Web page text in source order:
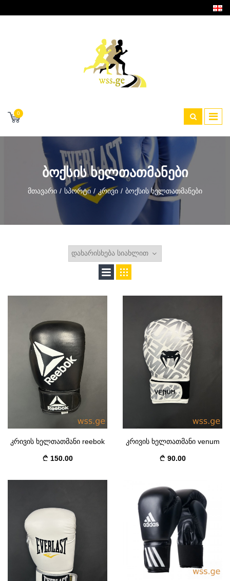
0
ᲑᲝᲥᲡᲘᲡ ᲮᲔᲚᲗᲐᲗᲛᲐᲜᲔᲑᲘ
Მთავარი Სპორტი Კრივი Ბოქსის Ხელთათმანები
კრივის ხელთათმანი reebok
150.00
კრივის ხელთათმანი venum
90.00